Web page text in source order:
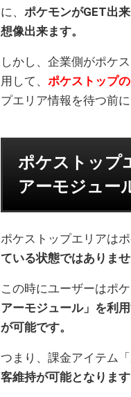
に、 ポケモンがGET出
想像出来ます。
しかし、企業側がポケ
用して、 ポケストップ
プエリア情報を待つ前
ポケストップ
アーモジュー
ポケストップエリアは
ている状態ではありませ
この時にユーザーはポ
アーモジュール」を利
が可能です。
つまり、課金アイテム
客維持が可能となります